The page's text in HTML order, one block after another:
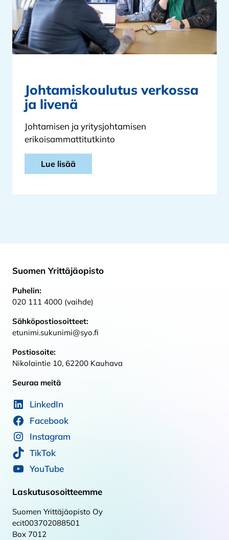
Johtamiskoulutus verkossa
ja livenä
Johtamisen ja yritysjohtamisen
erikoisammattitutkinto
Lue lisää
Suomen Yrittäjäopisto
Puhelin:
020 111 4000 (vaihde)
Sähköpostiosoitteet:
etunimi.sukunimi@syo.fi
Postiosoite:
Nikolaintie 10, 62200 Kauhava
Seuraa meitä
LinkedIn
Facebook
Instagram
TikTok
YouTube
Laskutusosoitteemme
Suomen Yrittäjäopisto Oy
ecit003702088501
Box 7012